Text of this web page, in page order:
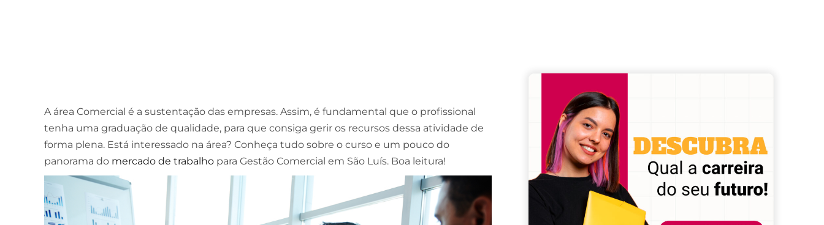
A área Comercial é a sustentação das empresas. Assim, é fundamental que o profissional
tenha uma graduação de qualidade, para que consiga gerir os recursos dessa atividade de
forma plena. Está interessado na área? Conheça tudo sobre o curso e um pouco do
panorama do mercado de trabalho para Gestão Comercial em São Luís. Boa leitura!